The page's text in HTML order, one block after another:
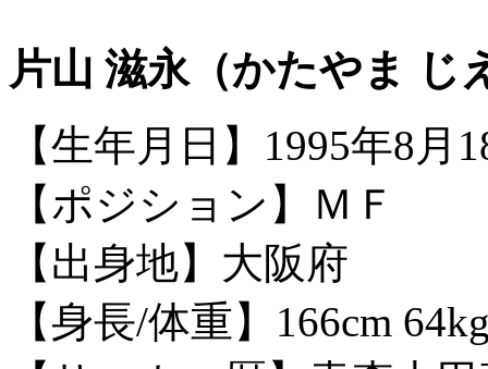
片山 滋永（かたやま じ
【生年月日】1995年8月
【ポジション】ＭＦ
【出身地】大阪府
【身長/体重】166cm